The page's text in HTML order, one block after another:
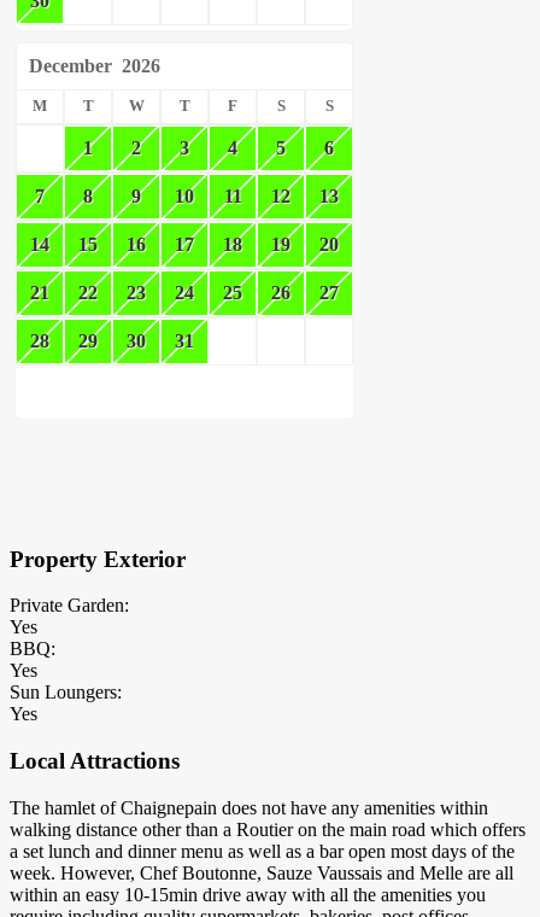
December 2026
M T W T F S S
1 2 3 4 5 6
7 8 9 10 11 12 13
14 15 16 17 18 19 20
21 22 23 24 25 26 27
28 29 30 31
Property Exterior
Private Garden:
Yes
BBQ:
Yes
Sun Loungers:
Yes
Local Attractions
The hamlet of Chaignepain does not have any amenities within
walking distance other than a Routier on the main road which offers
a set lunch and dinner menu as well as a bar open most days of the
week. However, Chef Boutonne, Sauze Vaussais and Melle are all
within an easy 10-15min drive away with all the amenities you